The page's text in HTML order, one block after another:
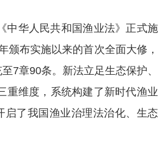
中华人民共和国渔业法》正式施
颁布实施以来的首次全面大修，
7章90条。新法立足生态保护、
重维度，系统构建了新时代渔业
启了我国渔业治理法治化、生态